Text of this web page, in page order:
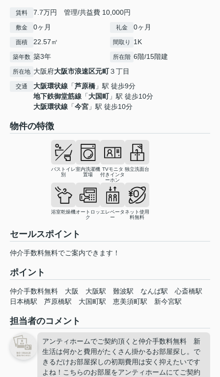
賃料 7.7万円 管理/共益費 10,000円
敷金 0ヶ月 礼金 0ヶ月
面積 22.57㎡ 間取り 1K
築年数 築3年 所在階 6階/15階建
所在地 大阪府大阪市浪速区元町３丁目
交通 大阪環状線 「芦原橋 」駅 徒歩9分
地下鉄御堂筋線 「大国町」駅 徒歩10分
大阪環状線 「今宮 」駅 徒歩10分
物件の特徴
バストイレ
別
室内洗濯機
置場
TVモニタ
付きインタ
ーホン
独立洗面台
浴室乾燥機オートロッ
ク
エレベータ
ー
ネット使用
料無料
セールスポイント
仲介手数料無料でご案内できます！
ポイント
仲介手数料無料 大阪 大阪駅 難波駅 なんば駅
心斎橋駅
日本橋駅
芦原橋駅 大国町駅 恵美須町駅 新今宮駅
担当者のコメント
アンティホームでご契約頂くと仲介手数料無料 新
生活は何かと費用がたくさん掛かるお部屋探し。で
きるだけお部屋探しの初期費用は安く抑えたいです
よね！こちらのお部屋をアンティホームにてご契約